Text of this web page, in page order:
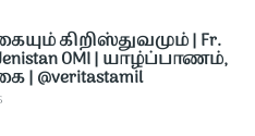
கிறிஸ்துவமும் | Fr.
OMI | யாழ்ப்பாணம்,
@veritastamil